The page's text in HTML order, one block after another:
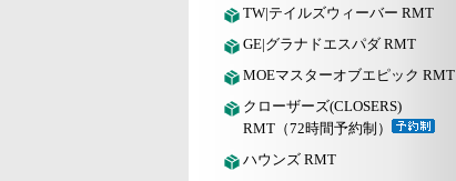
TW|テイルズウィーバー RMT
GE|グラナドエスパダ RMT
MOEマスターオブエピック RMT
クローザーズ(CLOSERS)
RMT（72時間予約制）
ハウンズ RMT